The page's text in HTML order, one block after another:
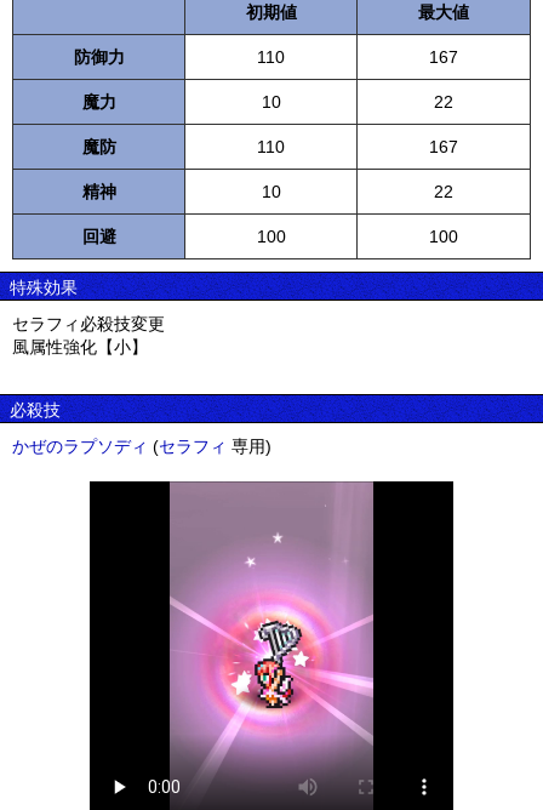
初期値 最大値
防御力 110 167
魔力 10 22
魔防 110 167
精神 10 22
回避 100 100
特殊効果
セラフィ必殺技変更
風属性強化【小】
必殺技
かぜのラプソディ (セラフィ 専用)